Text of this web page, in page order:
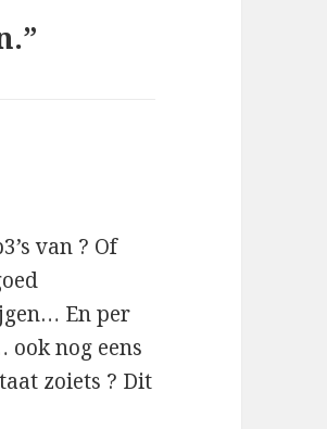
van ? Of
En per
nog eens
zoiets ? Dit